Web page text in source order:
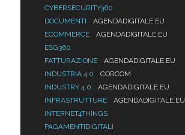
CYBERSECURITY360
DOCUMENTI
AGENDADIGITALE.EU
ECOMMERCE
AGENDADIGITALE.EU
ESG360
FATTURAZIONE
AGENDADIGITALE.EU
INDUSTRIA 4.0
CORCOM
INDUSTRY 4.0
AGENDADIGITALE.EU
INFRASTRUTTURE
AGENDADIGITALE.EU
INTERNET4THINGS
PAGAMENTIDIGITALI